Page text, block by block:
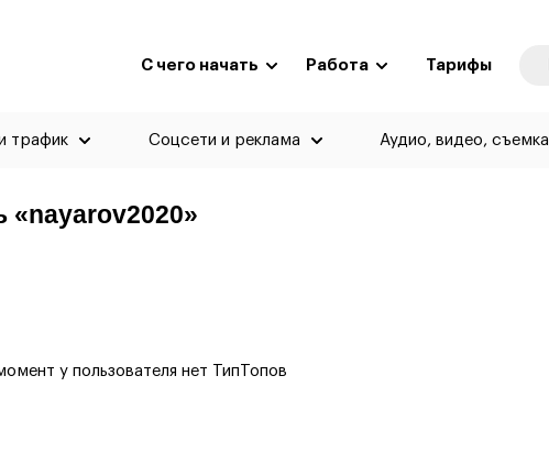
С чего начать Работа Тарифы
трафик Соцсети и реклама Аудио, видео, съемка
у пользователя нет ТипТопов